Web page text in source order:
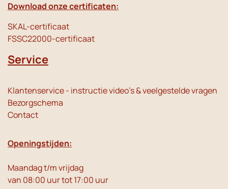
Download onze certificaten:
SKAL-certificaat
FSSC22000-certificaat
Service
Klantenservice - instructie video's & veelgestelde vragen
Bezorgschema
Contact
Openingstijden:
Maandag t/m vrijdag
van 08:00 uur tot 17:00 uur